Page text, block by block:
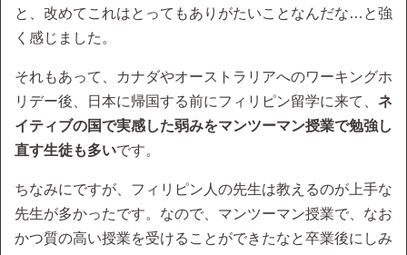
と、改めてこれはとってもありがたいことなんだな…と強
く感じました。
それもあって、カナダやオーストラリアへのワーキングホ
リデー後、日本に帰国する前にフィリピン留学に来て、 ネ
イティブの国で実感した弱みをマンツーマン授業で勉強し
直す生徒も多いです。
ちなみにですが、フィリピン人の先生は教えるのが上手な
先生が多かったです。なので、マンツーマン授業で、なお
かつ質の高い授業を受けることができたなと卒業後にしみ